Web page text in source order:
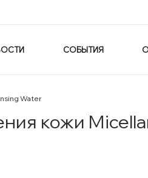
СОБЫТИЯ
Water
кожи